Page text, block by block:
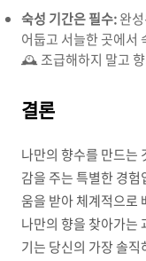
숙성 기간은 필수:완
어둡고 서늘한 곳에서
🕰️ 조급해하지 말고 향
결론
나만의 향수를 만드는
감을 주는 특별한 경
움을 받아 체계적으로
나만의 향을 찾아가는
기는 당신의 가장 솔